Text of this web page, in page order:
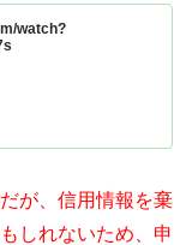
watch?
が、信用情報を棄
しれないため、申